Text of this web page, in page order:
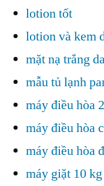
lotion tốt
lotion và kem
mặt nạ trắng
mẫu tủ lạnh
máy điều hòa
máy điều hòa
máy điều hòa
máy giặt 10 kg